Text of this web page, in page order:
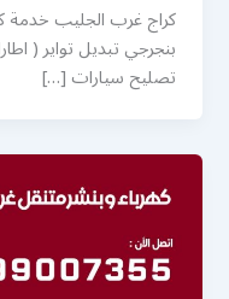
كراج غرب الجليب خدمة
بنجرجي تبديل تواير (
تصليح سيارات […]